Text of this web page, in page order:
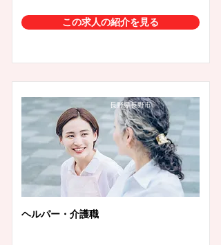
この求人の紹介を見る
長野県長野市
ヘルパー・介護職